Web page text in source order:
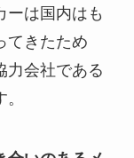
ーは国内はも
てきたため
力会社である